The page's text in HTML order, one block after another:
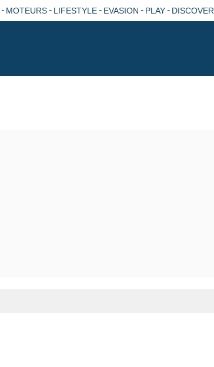
- MOTEURS- LIFESTYLE- EVASION - PLAY- DISCOVER